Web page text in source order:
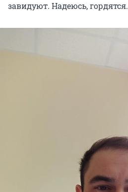
завидуют. Надеюсь, гордятся.